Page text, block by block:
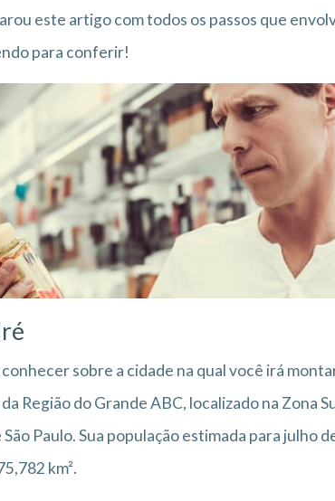
este artigo com todos os passos que
para conferir!
sobre a cidade na qual você irá
Região do Grande ABC, localizado na Zona
Paulo. Sua população estimada para julho
km².